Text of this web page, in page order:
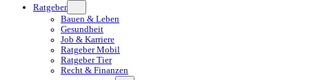
Ratgeber
Bauen & Leben
Gesundheit
Job & Karriere
Ratgeber Mobil
Ratgeber Tier
Recht & Finanzen